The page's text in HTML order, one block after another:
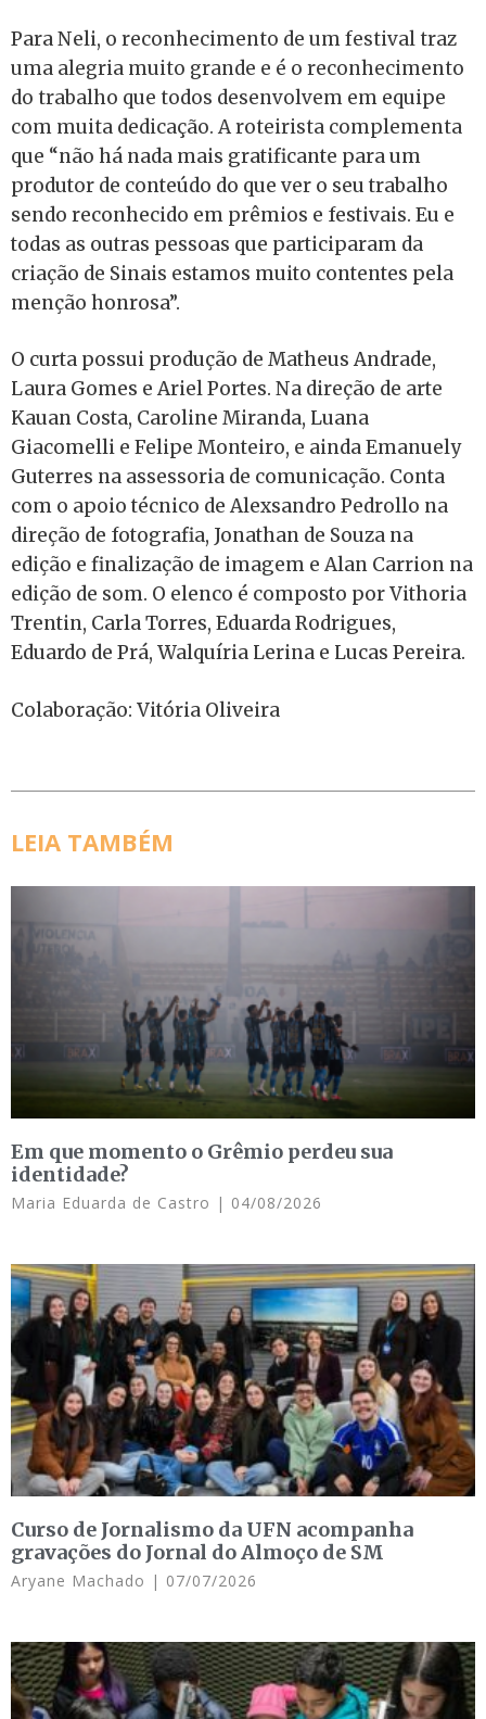
Para Neli, o reconhecimento de um festival traz
uma alegria muito grande e é o reconhecimento
do trabalho que todos desenvolvem em equipe
com muita dedicação. A roteirista complementa
que “não há nada mais gratificante para um
produtor de conteúdo do que ver o seu trabalho
sendo reconhecido em prêmios e festivais. Eu e
todas as outras pessoas que participaram da
criação de Sinais estamos muito contentes pela
menção honrosa”.
O curta possui produção de Matheus Andrade,
Laura Gomes e Ariel Portes. Na direção de arte
Kauan Costa, Caroline Miranda, Luana
Giacomelli e Felipe Monteiro, e ainda Emanuely
Guterres na assessoria de comunicação. Conta
com o apoio técnico de Alexsandro Pedrollo na
direção de fotografia, Jonathan de Souza na
edição e finalização de imagem e Alan Carrion na
edição de som. O elenco é composto por Vithoria
Trentin, Carla Torres, Eduarda Rodrigues,
Eduardo de Prá, Walquíria Lerina e Lucas Pereira.
Colaboração: Vitória Oliveira
LEIA TAMBÉM
Em que momento o Grêmio perdeu sua
identidade?
Maria Eduarda de Castro 04/08/2026
Curso de Jornalismo da UFN acompanha
gravações do Jornal do Almoço de SM
Aryane Machado 07/07/2026